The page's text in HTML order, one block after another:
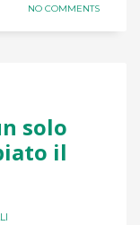
NO COMMENTS
solo
il